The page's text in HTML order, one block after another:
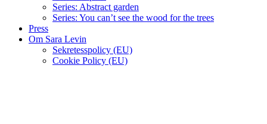
Series: Abstract garden
Series: You can’t see the wood for the trees
Press
Om Sara Levin
Sekretesspolicy (EU)
Cookie Policy (EU)